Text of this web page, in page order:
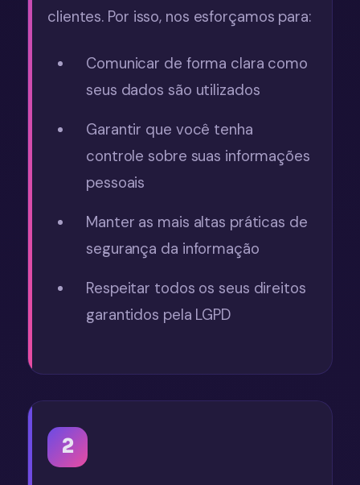
clientes. Por isso, nos esforçamos para:
Comunicar de forma clara como
seus dados são utilizados
Garantir que você tenha
controle sobre suas informações
pessoais
Manter as mais altas práticas de
segurança da informação
Respeitar todos os seus direitos
garantidos pela LGPD
2